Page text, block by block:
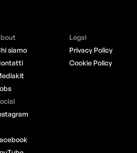
siamo
Legal
Privacy Policy
Cookie Policy